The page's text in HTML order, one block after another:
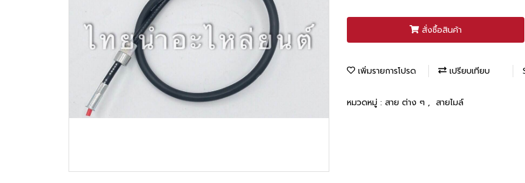
สั่งซื้อสินค้า
เพิ่มรายการโปรด เปรียบเทียบ
หมวดหมู่ : สาย ต่าง ๆ , สายไมล์